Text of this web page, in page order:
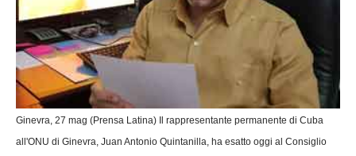
Ginevra, 27 mag (Prensa Latina) Il rappresentante permanente di Cuba
all'ONU di Ginevra, Juan Antonio Quintanilla, ha esatto oggi al Consiglio